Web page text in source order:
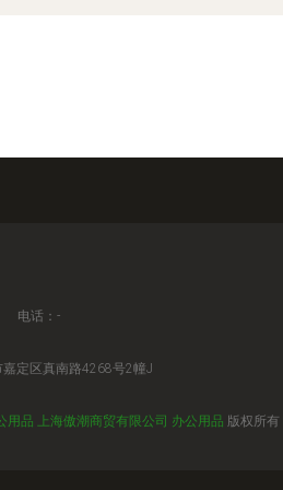
电话：-
定区真南路4268号2幢J
用品 上海傲潮商贸有限公司 办公用品 版权所有